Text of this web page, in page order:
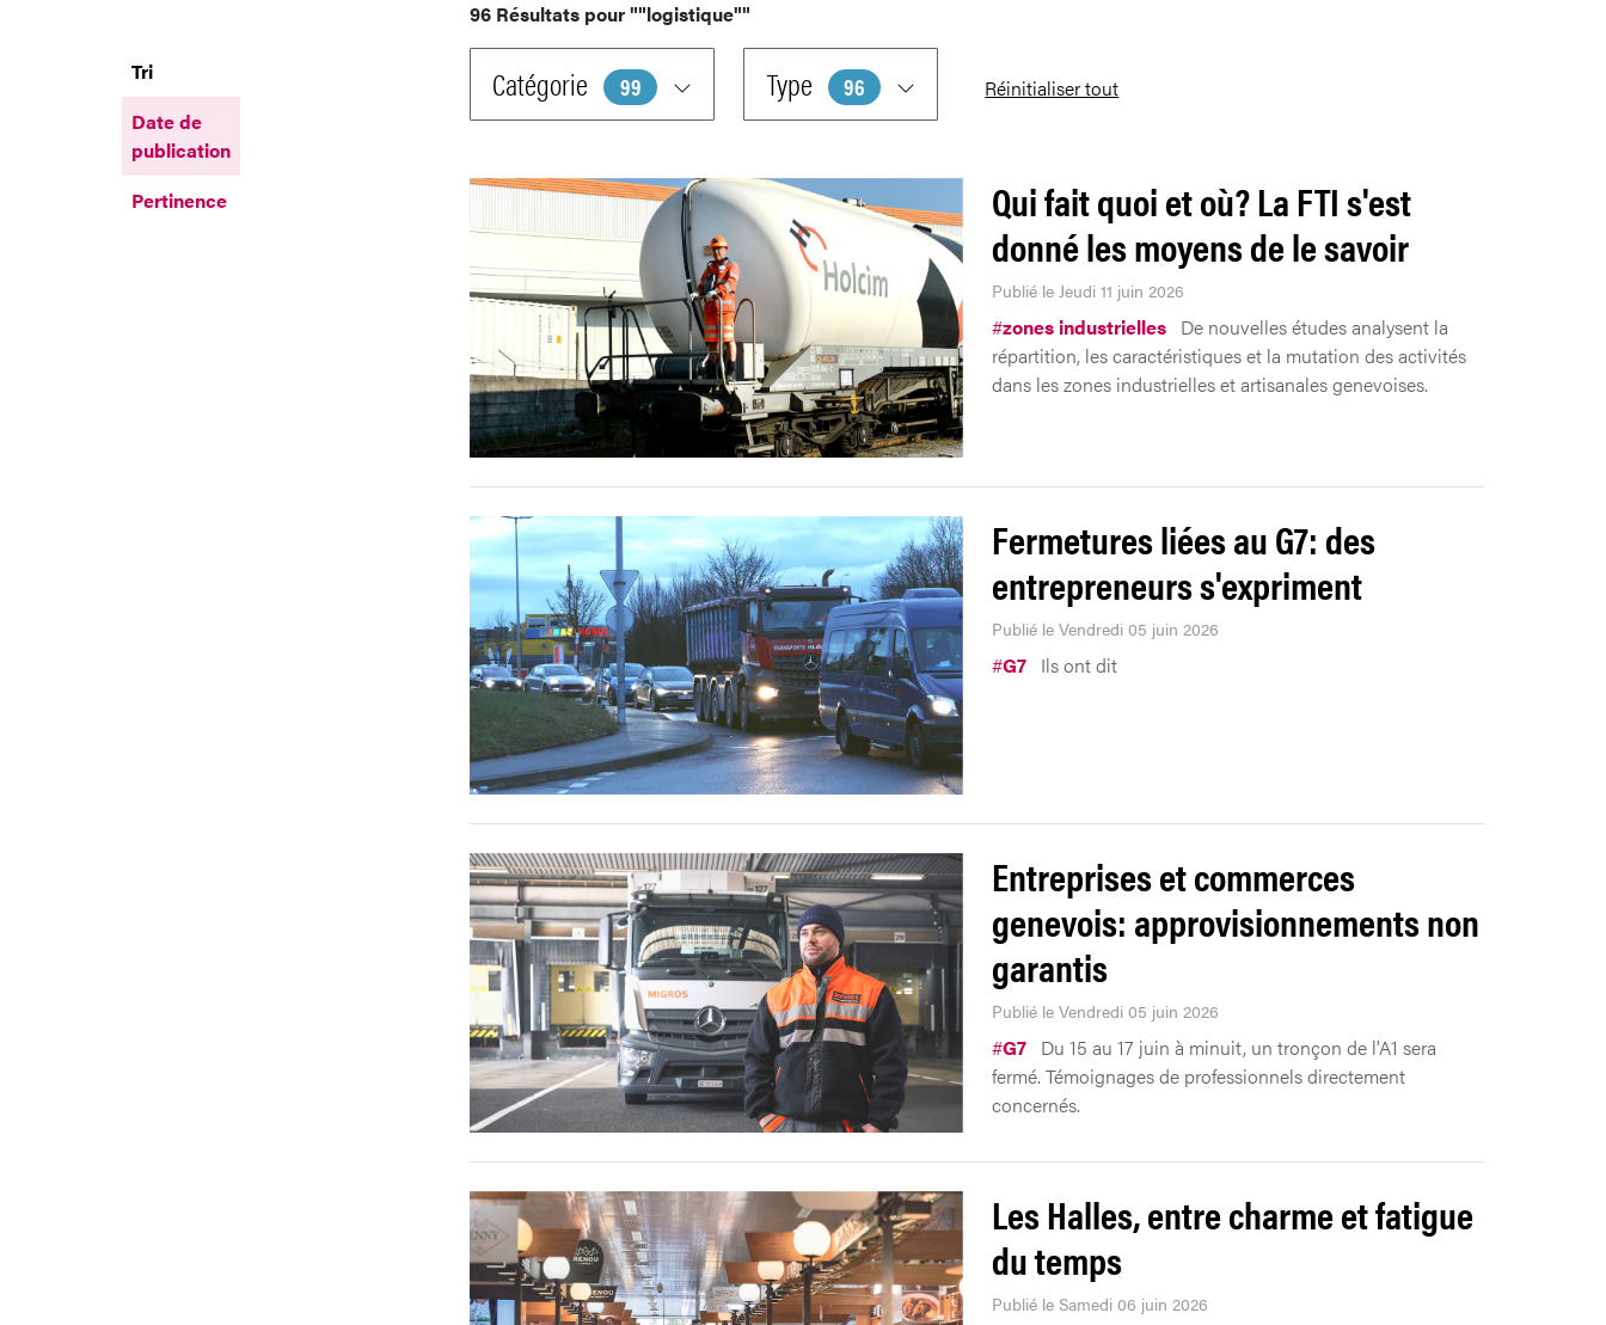
96 Résultats pour""logistique""
Tri
Date de
publication
Pertinence
Catégorie 99 Type 96 Réinitialiser tout
Qui fait quoi et où? La FTI s'est
donné les moyens de le savoir
Publié le Jeudi 11 juin 2026
#zones industrielles De nouvelles études analysent la
répartition, les caractéristiques et la mutation des activités
dans les zones industrielles et artisanales genevoises.
Fermetures liées au G7: des
entrepreneurs s'expriment
Publié le Vendredi 05 juin 2026
#G7 Ils ont dit
Entreprises et commerces
genevois: approvisionnements non
garantis
Publié le Vendredi 05 juin 2026
#G7 Du 15 au 17 juin à minuit, un tronçon de l'A1 sera
fermé. Témoignages de professionnels directement
concernés.
Les Halles, entre charme et fatigue
du temps
Publié le Samedi 06 juin 2026